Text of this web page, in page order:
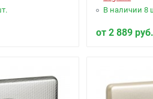
В наличии 8
от 2 889 руб.